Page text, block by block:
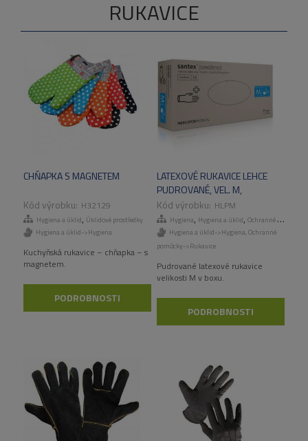
RUKAVICE
CHŇAPKA S MAGNETEM
H32129
Hygiena a úklid, Úklidové prostředky
Hygiena a úklid->Hygiena
Kuchyňská rukavice – chňapka – s
magnetem.
PODROBNOSTI
LATEXOVÉ RUKAVICE LEHCE
PUDROVANÉ, VEL. M,
100KS/BOX
HLPM
Hygiena, Hygiena a úklid, Ochranné pomůcky
Hygiena a úklid->Hygiena Ochranné
pomůcky->Rukavice
Pudrované latexové rukavice
velikosti M v boxu.
PODROBNOSTI